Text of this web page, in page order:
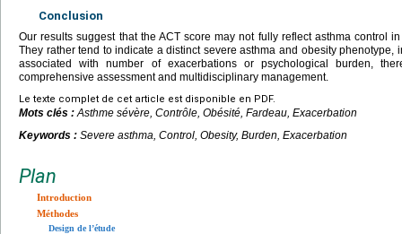
Conclusion
Our results suggest that the ACT score may not fully reflect asthma control
They rather tend to indicate a distinct severe asthma and obesity phenotype,
associated with number of exacerbations or psychological burden,
comprehensive assessment and multidisciplinary management.
Le texte complet de cet article est disponible en PDF.
Mots clés : Asthme sévère, Contrôle, Obésité, Fardeau, Exacerbation
Keywords : Severe asthma, Control, Obesity, Burden, Exacerbation
Plan
Introduction
Méthodes
Design de l’étude